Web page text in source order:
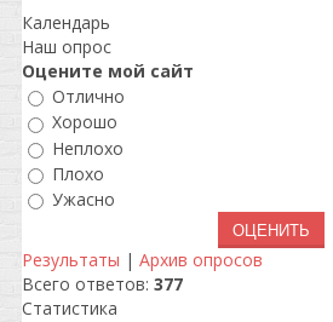
Календарь
Наш опрос
Оцените мой сайт
Отлично
Хорошо
Неплохо
Плохо
Ужасно
Результаты | Архив опросов
Всего ответов: 377
Статистика